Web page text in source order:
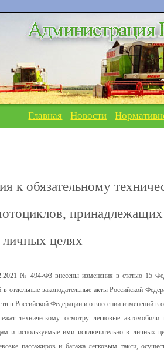
Главная Новости
к обязательному
целях
№ 494-ФЗ внесены изменения в статью 15
в отдельные законодательные акты Российской
в Российской Федерации и о внесении изменений
техническому осмотру легковые
и используемые ими исключительно в личных
пассажиров и багажа легковым такси,